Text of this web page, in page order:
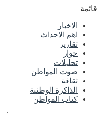
قائمة
الاخبار
اهم الاحداث
تقارير
حوار
تحليلات
صوت المواطن
ثقافة
الذاكرة الوطنية
كتاب المواطن